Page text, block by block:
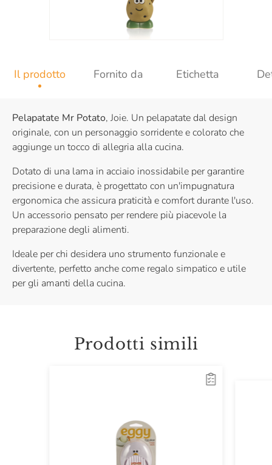
Il prodotto Fornito da Etichetta
Pelapatate Mr Potato, Joie. Un pelapatate dal design
originale, con un personaggio sorridente e colorato che
aggiunge un tocco di allegria alla cucina.
Dotato di una lama in acciaio inossidabile per garantire
precisione e durata, è progettato con un'impugnatura
ergonomica che assicura praticità e comfort durante l'uso.
Un accessorio pensato per rendere più piacevole la
preparazione degli alimenti.
Ideale per chi desidera uno strumento funzionale e
divertente, perfetto anche come regalo simpatico e utile
per gli amanti della cucina.
Prodotti simili